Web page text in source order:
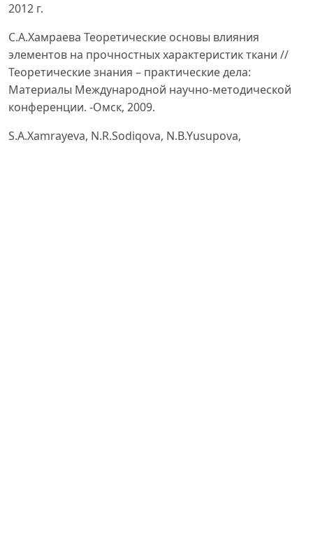
2012 г.
С.А.Хамраева Теоретические основы влияния
элементов на прочностных характеристик ткани //
Теоретические знания – практические дела:
Материалы Международной научно-методической
конференции. -Омск, 2009.
S.A.Xamrayeva, N.R.Sodiqova, N.B.Yusupova,